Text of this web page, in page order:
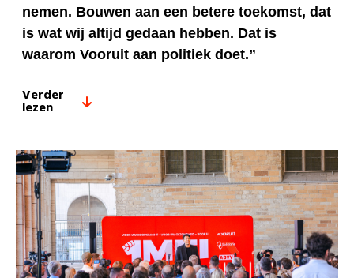
nemen. Bouwen aan een betere toekomst, dat
is wat wij altijd gedaan hebben. Dat is
waarom Vooruit aan politiek doet.”
Verder
lezen